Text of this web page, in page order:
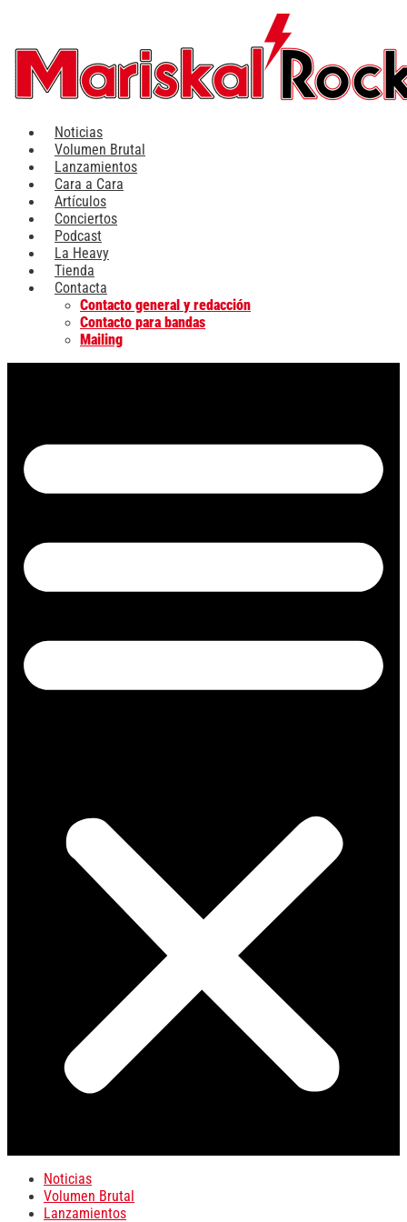
contenido
Noticias
Volumen Brutal
Lanzamientos
Cara a Cara
Artículos
Conciertos
Podcast
La Heavy
Tienda
Contacta
Contacto general y redacción
Contacto para bandas
Mailing
Noticias
Volumen Brutal
Lanzamientos